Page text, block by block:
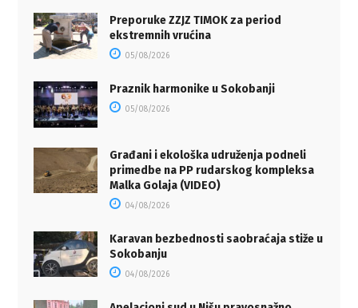
Preporuke ZZJZ TIMOK za period
ekstremnih vrućina
05/08/2026
Praznik harmonike u Sokobanji
05/08/2026
Građani i ekološka udruženja podneli
primedbe na PP rudarskog kompleksa
Malka Golaja (VIDEO)
04/08/2026
Karavan bezbednosti saobraćaja stiže u
Sokobanju
04/08/2026